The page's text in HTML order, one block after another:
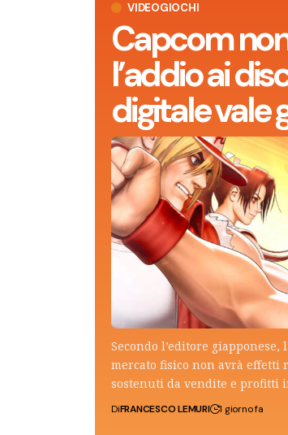
VIDEOGIOCHI
Capcom
l’addio ai
digitale vale
Secondo l’editore
mercato fisico non avrà
sostenuti da vendite e profitti
DiFRANCESCO LEMURI 1 giorno fa